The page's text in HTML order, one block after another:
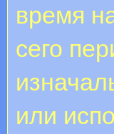
время
сего
или